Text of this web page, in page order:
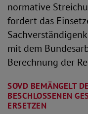
normative
fordert das
mit dem
Berechnung der
SOVD BEMÄNGELT
BESCHLOSSENEN
ERSETZEN